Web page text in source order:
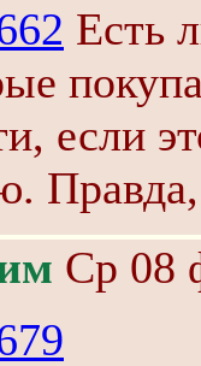
Есть
если
Правда,
Ср 08